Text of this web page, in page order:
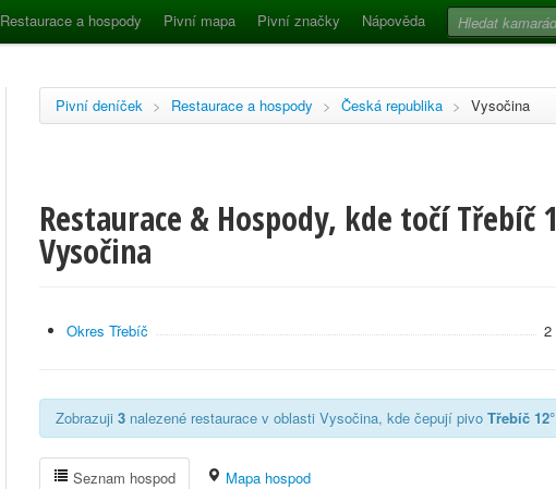
Restaurace a hospody Pivní mapa Pivní značky Nápověda
Pivní deníček > Restaurace a hospody > Česká republika > Vysočina
Restaurace & Hospody, kde točí Třebíč
Vysočina
Okres Třebíč 2
Zobrazuji 3 nalezené restaurace v oblasti Vysočina, kde čepují pivo Třebíč
Seznam hospod Mapa hospod